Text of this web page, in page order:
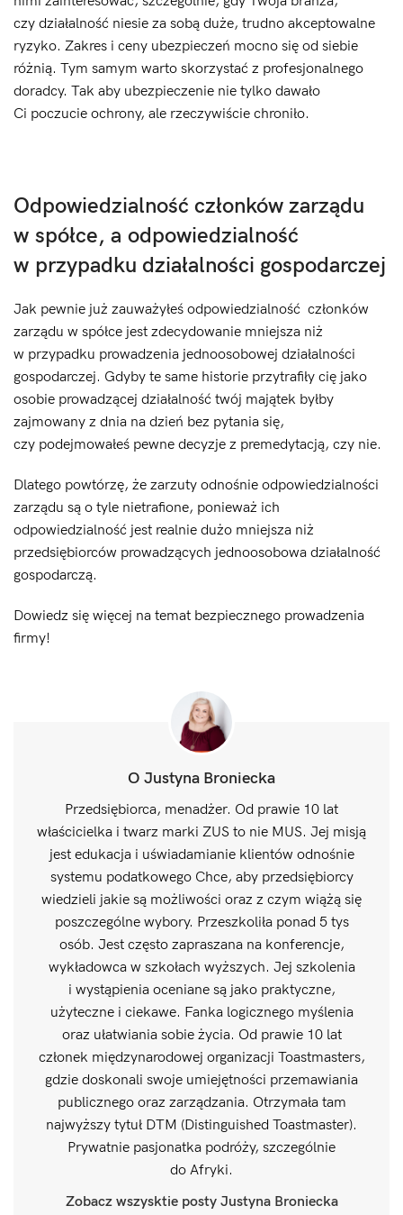
czy działalność niesie za sobą duże, trudno akceptowalne
ryzyko. Zakres i ceny ubezpieczeń mocno się od siebie
różnią. Tym samym warto skorzystać z profesjonalnego
doradcy. Tak aby ubezpieczenie nie tylko dawało
Ci poczucie ochrony, ale rzeczywiście chroniło.
Odpowiedzialność członków zarządu
w spółce, a odpowiedzialność
w przypadku działalności gospodarczej
Jak pewnie już zauważyłeś odpowiedzialność członków
zarządu w spółce jest zdecydowanie mniejsza niż
w przypadku prowadzenia jednoosobowej działalności
gospodarczej. Gdyby te same historie przytrafiły cię jako
osobie prowadzącej działalność twój majątek byłby
zajmowany z dnia na dzień bez pytania się,
czy podejmowałeś pewne decyzje z premedytacją, czy nie.
Dlatego powtórzę, że zarzuty odnośnie odpowiedzialności
zarządu są o tyle nietrafione, ponieważ ich
odpowiedzialność jest realnie dużo mniejsza niż
przedsiębiorców prowadzących jednoosobowa działalność
gospodarczą.
Dowiedz się więcej na temat bezpiecznego prowadzenia
firmy!
O Justyna Broniecka
Przedsiębiorca, menadżer. Od prawie 10 lat
właścicielka i twarz marki ZUS to nie MUS. Jej misją
jest edukacja i uświadamianie klientów odnośnie
systemu podatkowego Chce, aby przedsiębiorcy
wiedzieli jakie są możliwości oraz z czym wiążą się
poszczególne wybory. Przeszkoliła ponad 5 tys
osób. Jest często zapraszana na konferencje,
wykładowca w szkołach wyższych. Jej szkolenia
i wystąpienia oceniane są jako praktyczne,
użyteczne i ciekawe. Fanka logicznego myślenia
oraz ułatwiania sobie życia. Od prawie 10 lat
członek międzynarodowej organizacji Toastmasters,
gdzie doskonali swoje umiejętności przemawiania
publicznego oraz zarządzania. Otrzymała tam
najwyższy tytuł DTM (Distinguished Toastmaster).
Prywatnie pasjonatka podróży, szczególnie
do Afryki.
Zobacz wszysktie posty Justyna Broniecka